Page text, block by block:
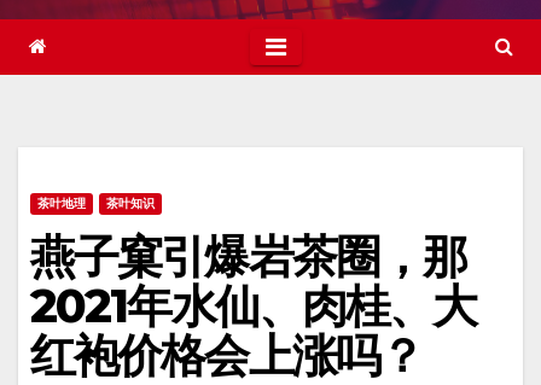
茶叶地理 茶叶知识
燕子窠引爆岩茶圈，那
2021年水仙、肉桂、大
红袍价格会上涨吗？